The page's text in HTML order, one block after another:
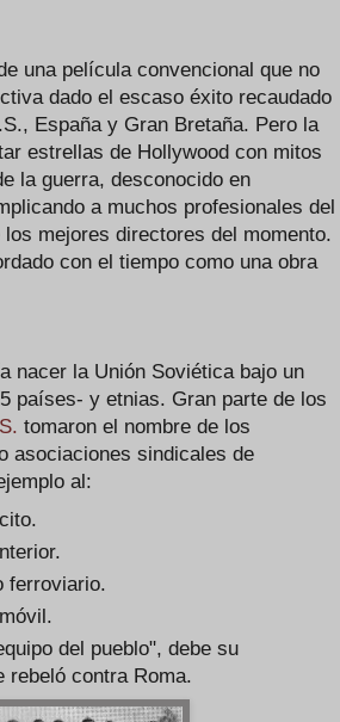
una película convencional que no
dado el escaso éxito recaudado
España y Gran Bretaña. Pero la
estrellas de Hollywood con mitos
la guerra, desconocido en
a muchos profesionales del
mejores directores del momento.
con el tiempo como una obra
nacer la Unión Soviética bajo un
países- y etnias. Gran parte de los
tomaron el nombre de los
asociaciones sindicales de
al:
ferroviario.
del pueblo", debe su
rebeló contra Roma.